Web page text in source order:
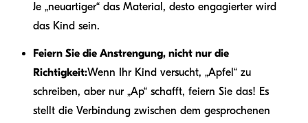
Je „neuartiger“ das Material, desto engagierter wird
das Kind sein.
Feiern Sie die Anstrengung, nicht nur die
Richtigkeit:Wenn Ihr Kind versucht, „Apfel“ zu
schreiben, aber nur „Ap“ schafft, feiern Sie das! Es
stellt die Verbindung zwischen dem gesprochenen